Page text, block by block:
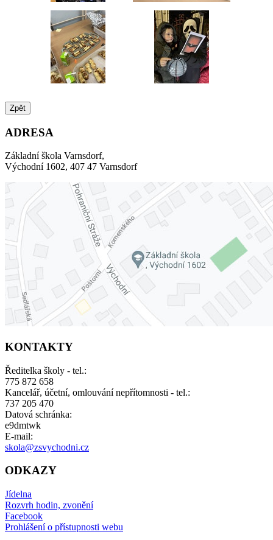
Zpět
ADRESA
Základní škola Varnsdorf,
Východní 1602, 407 47 Varnsdorf
KONTAKTY
Ředitelka školy - tel.:
775 872 658
Kancelář, účetní, omlouvání nepřítomnosti - tel.:
737 205 470
Datová schránka:
e9dmtwk
E-mail:
skola@zsvychodni.cz
ODKAZY
Jídelna
Rozvrh hodin, zvonění
Facebook
Prohlášení o přístupnosti webu